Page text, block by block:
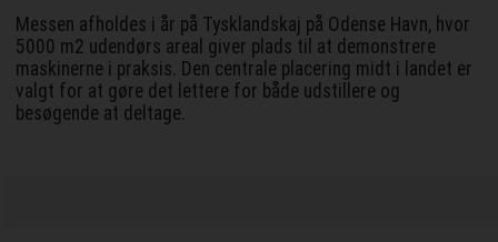
Messen afholdes i år på Tysklandskaj på Odense Havn, hvor
5000 m2 udendørs areal giver plads til at demonstrere
maskinerne i praksis. Den centrale placering midt i landet er
valgt for at gøre det lettere for både udstillere og
besøgende at deltage.